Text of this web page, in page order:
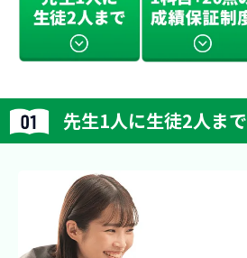
先生1人に生徒2人まで